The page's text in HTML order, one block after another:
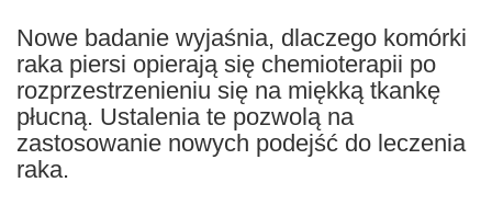
Nowe badanie wyjaśnia, dlaczego komórki
raka piersi opierają się chemioterapii po
rozprzestrzenieniu się na miękką tkankę
płucną. Ustalenia te pozwolą na
zastosowanie nowych podejść do leczenia
raka.